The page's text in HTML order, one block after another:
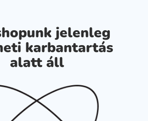
jelenleg
karbantartás
alatt áll